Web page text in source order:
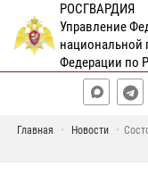
РОСГВАРДИЯ
Управление
национальной
Федерации по
Главная Новости